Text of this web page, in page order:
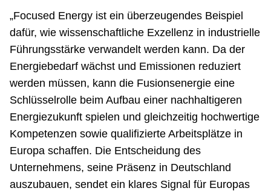
„Focused Energy ist ein überzeugendes Beispiel
dafür, wie wissenschaftliche Exzellenz in industrielle
Führungsstärke verwandelt werden kann. Da der
Energiebedarf wächst und Emissionen reduziert
werden müssen, kann die Fusionsenergie eine
Schlüsselrolle beim Aufbau einer nachhaltigeren
Energiezukunft spielen und gleichzeitig hochwertige
Kompetenzen sowie qualifizierte Arbeitsplätze in
Europa schaffen. Die Entscheidung des
Unternehmens, seine Präsenz in Deutschland
auszubauen, sendet ein klares Signal für Europas